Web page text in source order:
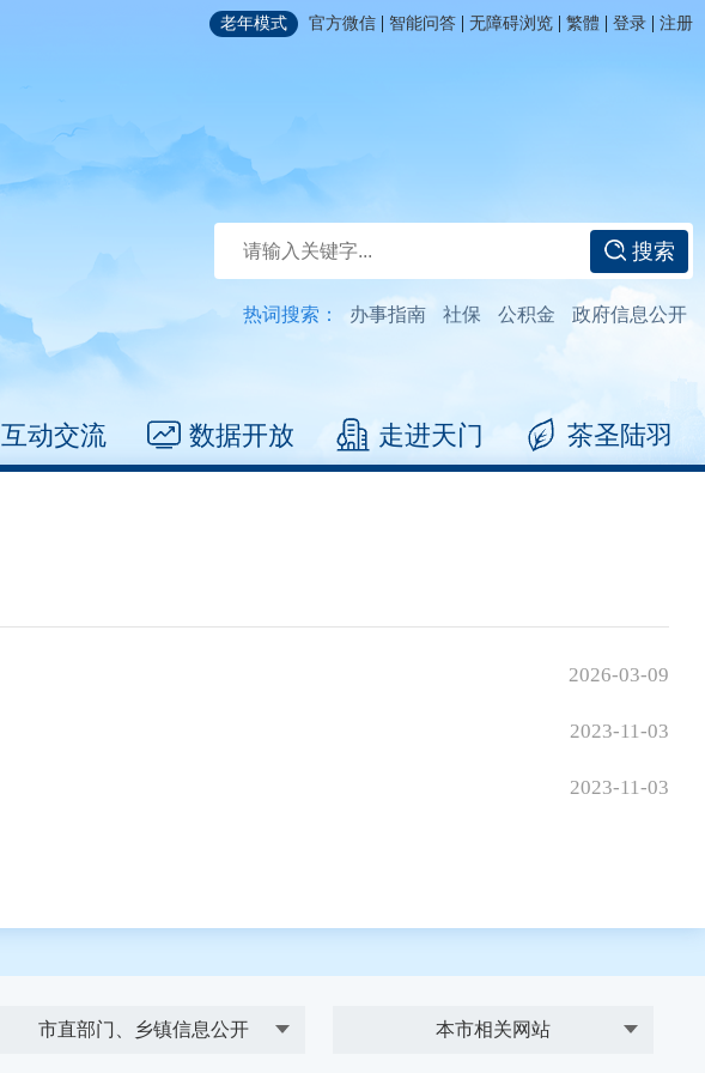
老年模式 官方微信 | 智能问答 | 无障碍浏览 | 繁體 | 登录 | 注册
搜索
热词搜索： 办事指南 社保 公积金 政府信息公开
互动交流 数据开放 走进天门 茶圣陆羽
2026-03-09
2023-11-03
2023-11-03
市直部门、乡镇信息公开 本市相关网站